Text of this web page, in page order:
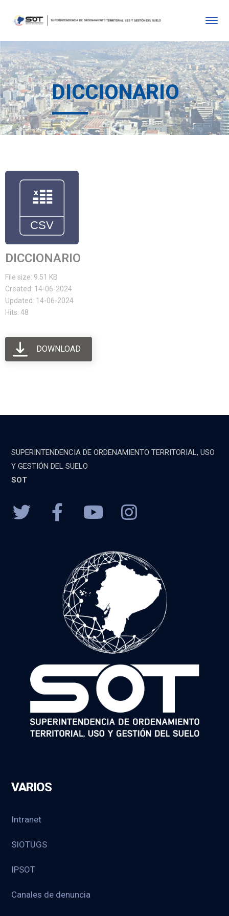
DICCIONARIO
DICCIONARIO
File size: 9.51 KB
Created: 14-06-2024
Updated: 14-06-2024
Hits: 48
DOWNLOAD
SUPERINTENDENCIA DE ORDENAMIENTO TERRITORIAL, USO
Y GESTIÓN DEL SUELO
SOT
VARIOS
Intranet
SIOTUGS
IPSOT
Canales de denuncia